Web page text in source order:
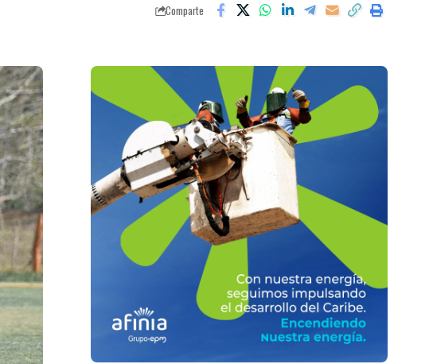
Comparte